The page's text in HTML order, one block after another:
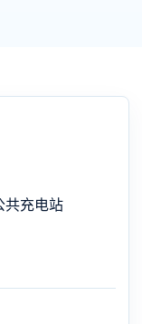
共充电站